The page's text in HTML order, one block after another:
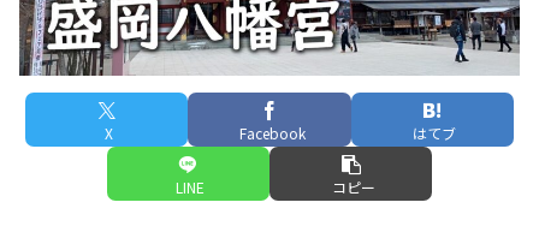
X Facebook はてブ
LINE コピー